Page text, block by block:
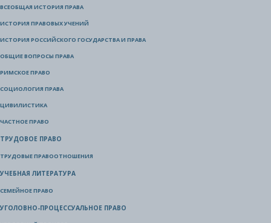
ВСЕОБЩАЯ ИСТОРИЯ ПРАВА
ИСТОРИЯ ПРАВОВЫХ УЧЕНИЙ
ИСТОРИЯ РОССИЙСКОГО ГОСУДАРСТВА И ПРАВА
ОБЩИЕ ВОПРОСЫ ПРАВА
РИМСКОЕ ПРАВО
СОЦИОЛОГИЯ ПРАВА
ЦИВИЛИСТИКА
ЧАСТНОЕ ПРАВО
ТРУДОВОЕ ПРАВО
ТРУДОВЫЕ ПРАВООТНОШЕНИЯ
УЧЕБНАЯ ЛИТЕРАТУРА
СЕМЕЙНОЕ ПРАВО
УГОЛОВНО-ПРОЦЕССУАЛЬНОЕ ПРАВО